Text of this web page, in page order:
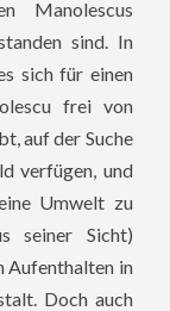
Manolescus
sind. In
sich für einen
frei von
auf der Suche
verfügen, und
Umwelt zu
seiner Sicht)
Aufenthalten in
Doch auch